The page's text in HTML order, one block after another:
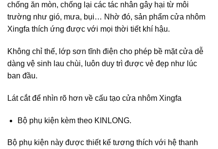
chống ăn mòn, chống lại các tác nhân gây hại từ môi
trường như gió, mưa, bụi… Nhờ đó, sản phẩm cửa nhôm
Xingfa thích ứng được với mọi thời tiết khí hậu.
Không chỉ thế, lớp sơn tĩnh điện cho phép bề mặt cửa dễ
dàng vệ sinh lau chùi, luôn duy trì được vẻ đẹp như lúc
ban đầu.
Lát cắt để nhìn rõ hơn về cấu tạo cửa nhôm Xingfa
Bộ phụ kiện kèm theo KINLONG.
Bộ phụ kiện này được thiết kế tương thích với hệ thanh